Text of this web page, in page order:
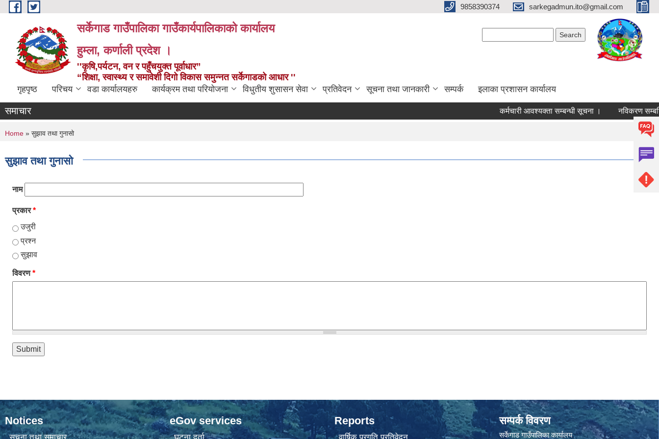
Skip to main content 9858390374 sarkegadmun.ito@gmail.com
सर्केगाड गाउँपालिका गाउँकार्यपालिकाको कार्यालय
हुम्ला, कर्णाली प्रदेश ।
''कृषि,पर्यटन, वन र पहुँचयुक्त पूर्वाधार”
“शिक्षा, स्वास्थ्य र समावेशी दिगो विकास समुन्नत सर्केगाडको आधार ''
गृहपृष्ठ परिचय वडा कार्यालयहरु कार्यक्रम तथा परियोजना विधुतीय शुसासन सेवा प्रतिवेदन सूचना तथा जानकारी सम्पर्क इलाका प्रशासन कार्यालय
समाचार कर्मचारी आवश्यक्ता सम्बन्धी सूचना । नविकरण
You are here
Home » सुझाव तथा गुनासो
सुझाव तथा गुनासो
नाम
प्रकार*
उजुरी
प्रश्न
सुझाव
विवरण*
Notices
सूचना तथा समाचार
eGov services
घटना दर्ता
Reports
वार्षिक प्रगति प्रतिवेदन
सम्पर्क विवरण
सर्केगाड गाउँपालिका कार्यालय